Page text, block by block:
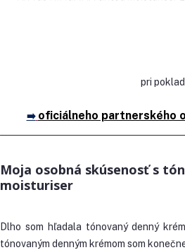
pri
➡️ oficiálneho partnerského
Moja osobná skúsenosť s
moisturiser
Dlho som hľadala tónovaný denný
tónovaným denným krémom som